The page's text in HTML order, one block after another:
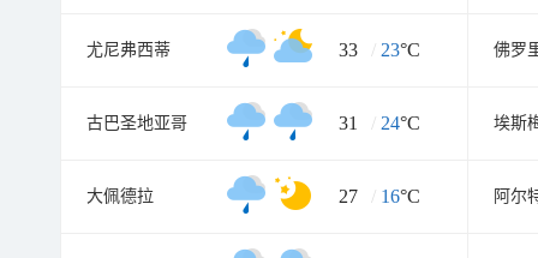
尤尼弗西蒂 33 / 23°C 佛罗
古巴圣地亚哥 31 / 24°C 埃斯
大佩德拉 27 / 16°C 阿尔